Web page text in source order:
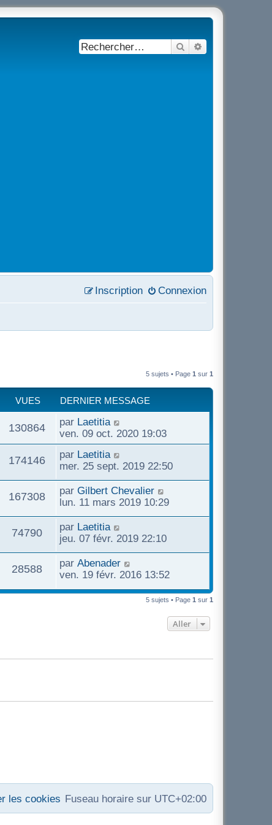
Rechercher
Connexion
Inscription
5 sujets • Page 1 sur 1
VUES DERNIER MESSAGE
130864V
s
D
e
r
n
i
e
r
m
e
s
s
g
e
par Laetitia
ven. 09 oct. 2020 19:03
174146V
u
D
e
n
i
r
m
e
s
s
a
g
par Laetitia
mer. 25 sept. 2019 22:50
167308V
u
D
e
n
i
e
r
m
s
par Gilbert Chevalier
lun. 11 mars 2019 10:29
74790V
u
D
e
n
i
r
par Laetitia
jeu. 07 févr. 2019 22:10
28588V
u
D
e
g
par Abenader
ven. 19 févr. 2016 13:52
5 sujets • Page 1 sur 1
Aller
Fuseau horaire sur UTC+02:00
les cookies